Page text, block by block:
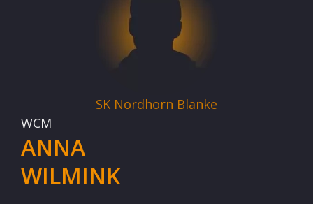
SK Nordhorn Blanke
WCM
ANNA
WILMINK